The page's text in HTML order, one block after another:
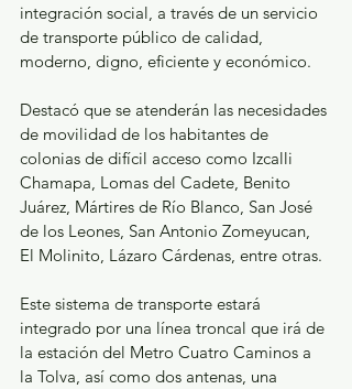
integración social, a través de un servicio
de transporte público de calidad,
moderno, digno, eficiente y económico.
Destacó que se atenderán las necesidades
de movilidad de los habitantes de
colonias de difícil acceso como Izcalli
Chamapa, Lomas del Cadete, Benito
Juárez, Mártires de Río Blanco, San José
de los Leones, San Antonio Zomeyucan,
El Molinito, Lázaro Cárdenas, entre otras.
Este sistema de transporte estará
integrado por una línea troncal que irá de
la estación del Metro Cuatro Caminos a
la Tolva, así como dos antenas, una